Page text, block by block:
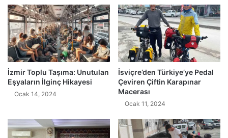
İzmir Toplu Taşıma: Unutulan
Eşyaların İlginç Hikayesi
Ocak 14, 2024
İsviçre’den Türkiye’ye Pedal
Çeviren Çiftin Karapınar
Macerası
Ocak 11, 2024